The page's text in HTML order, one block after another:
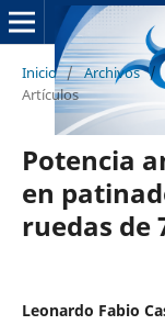
Inicio / Archivos /
Artículos
Potencia
en
ruedas de
Leonardo Fabio